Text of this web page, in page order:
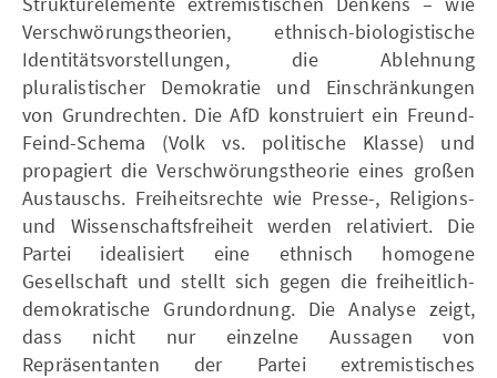
Verschwörungstheorien, ethnisch-biologistische
Identitätsvorstellungen, die Ablehnung
pluralistischer Demokratie und Einschränkungen
von Grundrechten. Die AfD konstruiert ein Freund-
Feind-Schema (Volk vs. politische Klasse) und
propagiert die Verschwörungstheorie eines großen
Austauschs. Freiheitsrechte wie Presse-, Religions-
und Wissenschaftsfreiheit werden relativiert. Die
Partei idealisiert eine ethnisch homogene
Gesellschaft und stellt sich gegen die freiheitlich-
demokratische Grundordnung. Die Analyse zeigt,
dass nicht nur einzelne Aussagen von
Repräsentanten der Partei extremistisches